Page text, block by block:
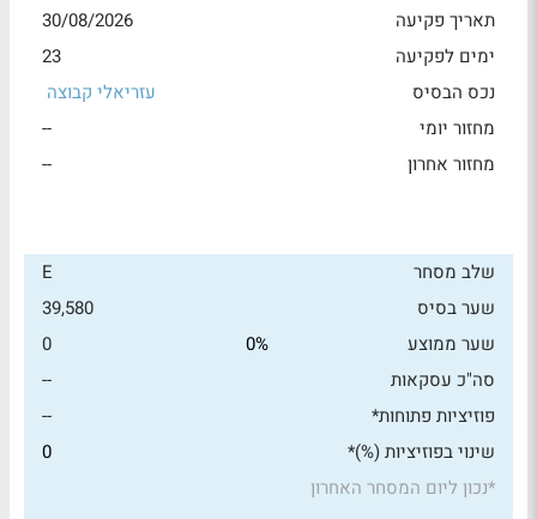
תאריך פקיעה
30/08/2026
ימים לפקיעה
23
נכס הבסיס
עזריאלי קבוצה
מחזור יומי
--
מחזור אחרון
--
שלב מסחר
E
שער בסיס
39,580
שער ממוצע
0%
0
סה"כ עסקאות
--
פוזיציות פתוחות*
--
שינוי בפוזיציות (%)*
0
*נכון ליום המסחר האחרון